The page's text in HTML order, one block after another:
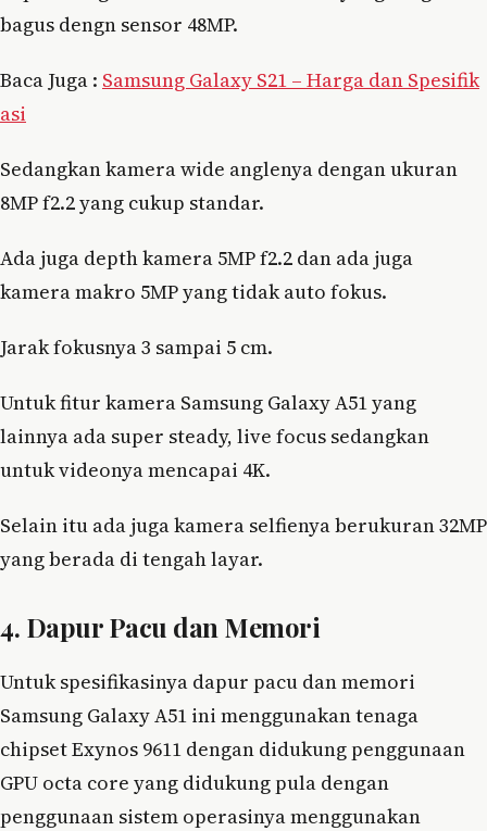
bagus dengn sensor 48MP.
Baca Juga : Samsung Galaxy S21 – Harga dan Spesifik
asi
Sedangkan kamera wide anglenya dengan ukuran
8MP f2.2 yang cukup standar.
Ada juga depth kamera 5MP f2.2 dan ada juga
kamera makro 5MP yang tidak auto fokus.
Jarak fokusnya 3 sampai 5 cm.
Untuk fitur kamera Samsung Galaxy A51 yang
lainnya ada super steady, live focus sedangkan
untuk videonya mencapai 4K.
Selain itu ada juga kamera selfienya berukuran 32MP
yang berada di tengah layar.
4. Dapur Pacu dan Memori
Untuk spesifikasinya dapur pacu dan memori
Samsung Galaxy A51 ini menggunakan tenaga
chipset Exynos 9611 dengan didukung penggunaan
GPU octa core yang didukung pula dengan
penggunaan sistem operasinya menggunakan